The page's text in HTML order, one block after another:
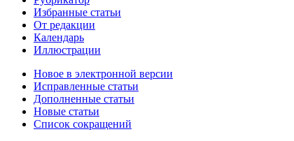
Избранные статьи
От редакции
Календарь
Иллюстрации
Новое в электронной версии
Исправленные статьи
Дополненные статьи
Новые статьи
Список сокращений